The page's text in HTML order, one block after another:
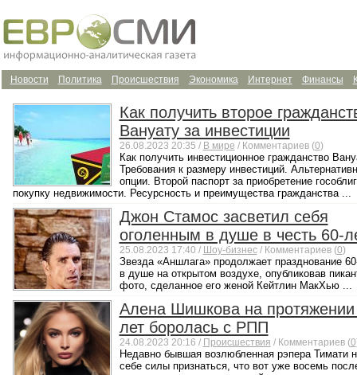
Финансы
Интернет
Экономика
Происшествия
Политика
Новости
Как получить второе
Вануату за инвестиции
26.08.2023 20:35 / В мире / Комментариев (0)
Как получить инвестиционное гражданство
Требования к размеру инвестиций.
опции. Второй паспорт за приобретение
покупку недвижимости. Ресурсность и преимущества гражданства ...
Джон Стамос засветил себя
оголенным в душе в честь 60-
25.08.2023 17:40 / Шоу-бизнес/ Комментариев (0)
Звезда «Аншлага» продолжает празднование
в душе на открытом воздухе, опубликовав
фото, сделанное его женой Кейтлин МакХью ...
Алена Шишкова на
лет боролась с РПП
24.08.2023 20:16 / Происшествия / Комментариев (0
Недавно бывшая возлюбленная рэпера Тимати
себе силы признаться, что вот уже восемь